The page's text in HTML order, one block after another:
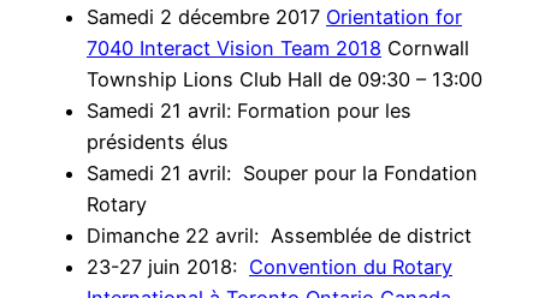
Samedi 2 décembre 2017 Orientation for
7040 Interact Vision Team 2018 Cornwall
Township Lions Club Hall de 09:30 – 13:00
Samedi 21 avril: Formation pour les
présidents élus
Samedi 21 avril: Souper pour la Fondation
Rotary
Dimanche 22 avril: Assemblée de district
23-27 juin 2018: Convention du Rotary